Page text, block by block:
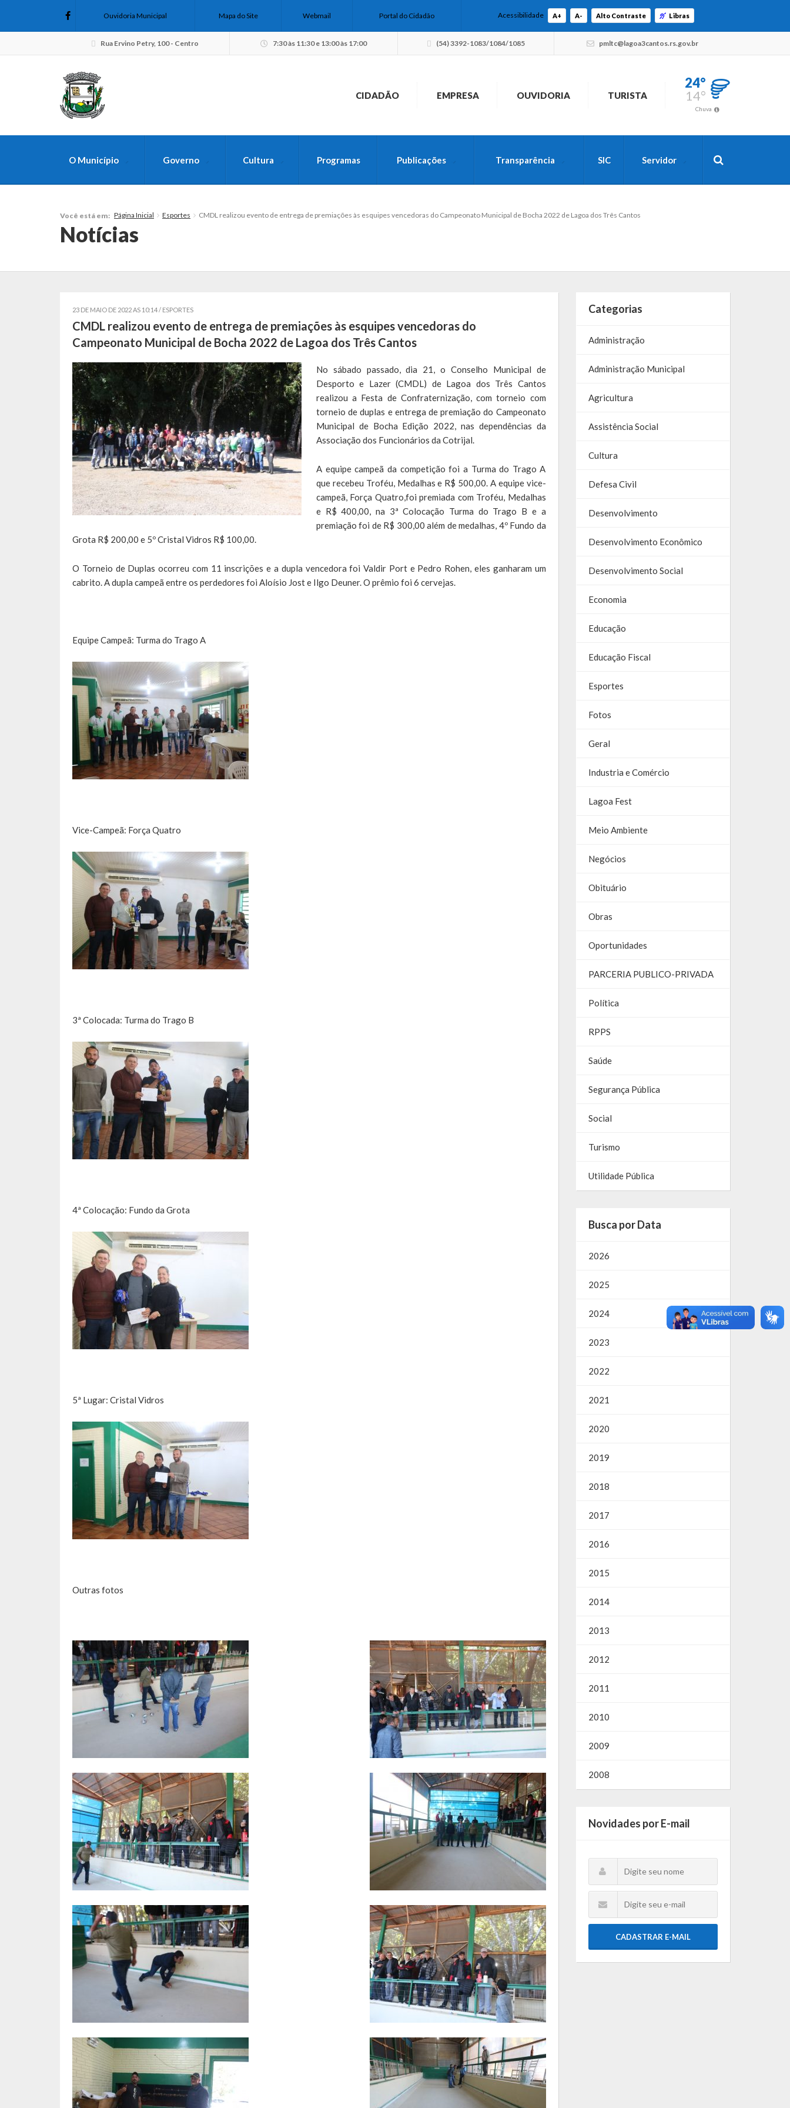
Ouvidoria Municipal Mapa do Site Webmail Portal do Cidadão Acessibilidade A+ A- Alto Contraste Libras
Rua Ervino Petry, 100 - Centro 7:30 às 11:30 e 13:00 às 17:00 (54) 3392-1083/1084/1085 pmltc@lagoa3cantos.rs.gov.br
CIDADÃO EMPRESA OUVIDORIA TURISTA
24°
14°
Chuva
O Município Governo Cultura Programas Publicações Transparência SIC Servidor
Você está em: Página Inicial Esportes CMDL realizou evento de entrega de premiações às esquipes vencedoras do Campeonato Municipal de Bocha 2022 de Lagoa dos Três Cantos
Notícias
23 DE MAIO DE 2022 AS 10:14 / ESPORTES
CMDL realizou evento de entrega de premiações às esquipes vencedoras do
Campeonato Municipal de Bocha 2022 de Lagoa dos Três Cantos
No sábado passado, dia 21, o Conselho Municipal de
Desporto e Lazer (CMDL) de Lagoa dos Três Cantos
realizou a Festa de Confraternização, com torneio com
torneio de duplas e entrega de premiação do Campeonato
Municipal de Bocha Edição 2022, nas dependências da
Associação dos Funcionários da Cotrijal.
A equipe campeã da competição foi a Turma do Trago A
que recebeu Troféu, Medalhas e R$ 500,00. A equipe vice-
campeã, Força Quatro,foi premiada com Troféu, Medalhas
e R$ 400,00, na 3ª Colocação Turma do Trago B e a
premiação foi de R$ 300,00 além de medalhas, 4º Fundo da
Grota R$ 200,00 e 5º Cristal Vidros R$ 100,00.
O Torneio de Duplas ocorreu com 11 inscrições e a dupla vencedora foi Valdir Port e Pedro Rohen, eles ganharam um
cabrito. A dupla campeã entre os perdedores foi Aloísio Jost e Ilgo Deuner. O prêmio foi 6 cervejas.
Equipe Campeã: Turma do Trago A
Vice-Campeã: Força Quatro
3ª Colocada: Turma do Trago B
4ª Colocação: Fundo da Grota
5ª Lugar: Cristal Vidros
Outras fotos
Categorias
Administração
Administração Municipal
Agricultura
Assistência Social
Cultura
Defesa Civil
Desenvolvimento
Desenvolvimento Econômico
Desenvolvimento Social
Economia
Educação
Educação Fiscal
Esportes
Fotos
Geral
Industria e Comércio
Lagoa Fest
Meio Ambiente
Negócios
Obituário
Obras
Oportunidades
PARCERIA PUBLICO-PRIVADA
Política
RPPS
Saúde
Segurança Pública
Social
Turismo
Utilidade Pública
Busca por Data
2026
2025
2024
2023
2022
2021
2020
2019
2018
2017
2016
2015
2014
2013
2012
2011
2010
2009
2008
Novidades por E-mail
CADASTRAR E-MAIL